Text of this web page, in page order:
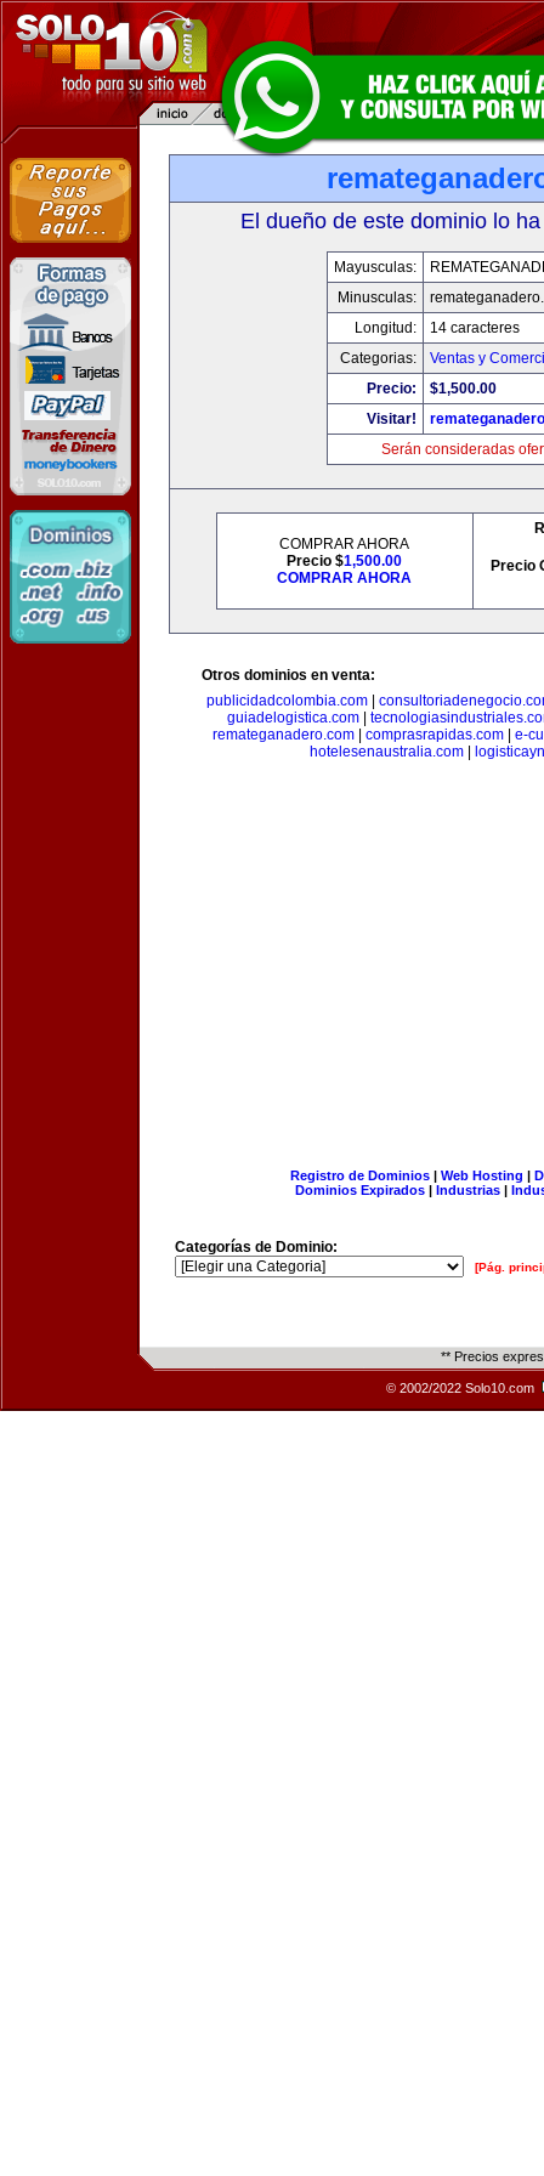
El dueño de este dominio lo
Mayusculas:
Minusculas:
Longitud:
14 caracteres
Categorias:
Ventas y
Precio:
$1,500.00
Visitar!
Serán consideradas
COMPRAR AHORA
Precio $1,500.00
COMPRAR AHORA
Precio
Otros dominios en venta:
publicidadcolombia.com|
guiadelogistica.com|
remateganadero.com
comprasrapidas.com
e-
hotelesenaustralia.com|
Registro de Dominios| Web Hosting |
Dominios Expirados | Industrias |
Categorías de Dominio:
[Pág.
** Precios
© 2002/2022 Solo10.com